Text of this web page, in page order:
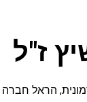
ז"ל
, הראל חברה